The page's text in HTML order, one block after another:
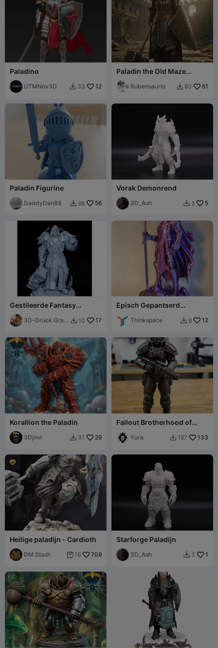
Paladino
UTMNov3D  33 12
Paladin the Old Maze
medieval
Rubensaurio  83 61
Paladin Figurine
DaddyDan88  98 56
Vorak Demonrend
3D_Ash  2 5
Gestileerde Fantasy
Paladijnridder
3D-Druck Graz  10 17
Episch Gepantserd
Thinkspace  9 12
Korallion the Paladin
3Djinn  31 29
Fallout Brotherhood of
Yura  187 133

Heilige paladijn - Cardioth
DM Stash  16 709
Starforge Paladijn
3D_Ash  3 1